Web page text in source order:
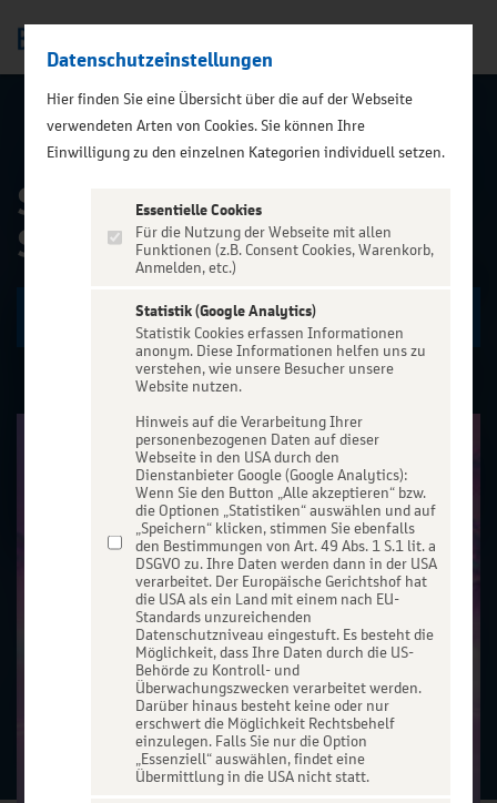
ALLE EVENTS
SIXX PAXX - Temptation
Summer Hamburg 2026
Zu den Terminen
Datenschutzeinstellungen
Hier finden Sie eine Übersicht über die auf der Webseite
verwendeten Arten von Cookies. Sie können Ihre
Einwilligung zu den einzelnen Kategorien individuell setzen.
Essentielle Cookies
Für die Nutzung der Webseite mit allen
Funktionen (z.B. Consent Cookies, Warenkorb,
Anmelden, etc.)
Statistik (Google Analytics)
Statistik Cookies erfassen Informationen
anonym. Diese Informationen helfen uns zu
verstehen, wie unsere Besucher unsere
Website nutzen.
Hinweis auf die Verarbeitung Ihrer
personenbezogenen Daten auf dieser
Webseite in den USA durch den
Dienstanbieter Google (Google Analytics):
Wenn Sie den Button „Alle akzeptieren“ bzw.
die Optionen „Statistiken“ auswählen und auf
„Speichern“ klicken, stimmen Sie ebenfalls
den Bestimmungen von Art. 49 Abs. 1 S.1 lit. a
DSGVO zu. Ihre Daten werden dann in der USA
verarbeitet. Der Europäische Gerichtshof hat
die USA als ein Land mit einem nach EU-
Standards unzureichenden
Datenschutzniveau eingestuft. Es besteht die
Möglichkeit, dass Ihre Daten durch die US-
Behörde zu Kontroll- und
Überwachungszwecken verarbeitet werden.
Darüber hinaus besteht keine oder nur
erschwert die Möglichkeit Rechtsbehelf
einzulegen. Falls Sie nur die Option
„Essenziell“ auswählen, findet eine
Übermittlung in die USA nicht statt.